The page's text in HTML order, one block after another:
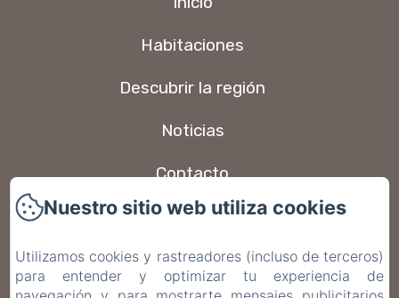
Habitaciones
Descubrir la región
Noticias
Contacto
FAQ
Política de privacidad
Nuestro sitio web utiliza cookies
Utilizamos cookies y rastreadores (incluso de terceros)
para entender y optimizar tu experiencia de